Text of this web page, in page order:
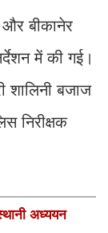
बीकानेर
में की गई।
शालिनी बजाज
निरीक्षक
अध्ययन